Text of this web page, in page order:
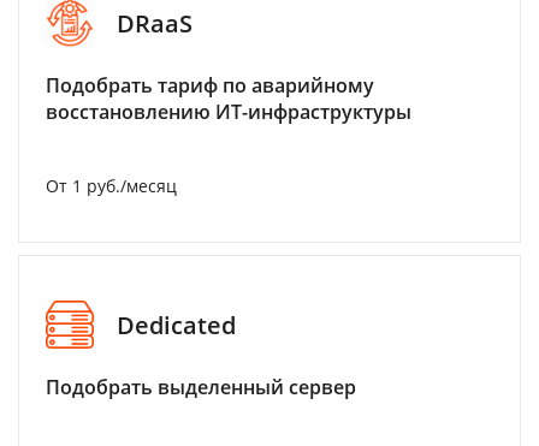
DRaaS
Подобрать тариф по аварийному
восстановлению ИТ-инфраструктуры
От 1 руб./месяц
Dedicated
Подобрать выделенный сервер